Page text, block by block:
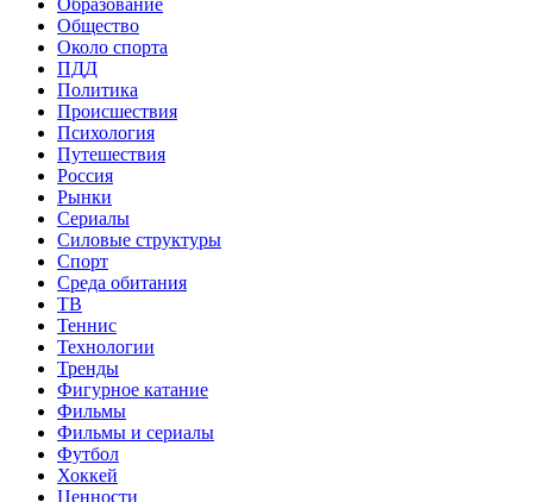
Образование
Общество
Около спорта
ПДД
Политика
Происшествия
Психология
Путешествия
Россия
Рынки
Сериалы
Силовые структуры
Спорт
Среда обитания
ТВ
Теннис
Технологии
Тренды
Фигурное катание
Фильмы
Фильмы и сериалы
Футбол
Хоккей
Ценности